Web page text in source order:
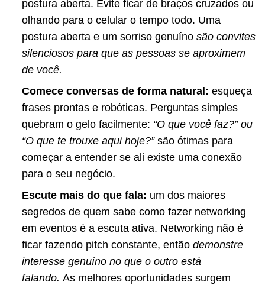
postura aberta. Evite ficar de braços cruzados ou
olhando para o celular o tempo todo. Uma
postura aberta e um sorriso genuíno são convites
silenciosos para que as pessoas se aproximem
de você.
Comece conversas de forma natural: esqueça
frases prontas e robóticas. Perguntas simples
quebram o gelo facilmente: “O que você faz?” ou
“O que te trouxe aqui hoje?” são ótimas para
começar a entender se ali existe uma conexão
para o seu negócio.
Escute mais do que fala: um dos maiores
segredos de quem sabe como fazer networking
em eventos é a escuta ativa. Networking não é
ficar fazendo pitch constante, então demonstre
interesse genuíno no que o outro está
falando. As melhores oportunidades surgem